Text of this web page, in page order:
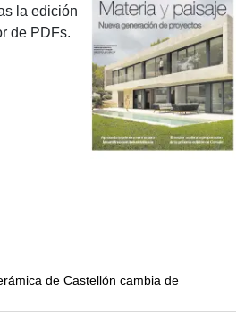
la edición
de PDFs.
de Castellón cambia de